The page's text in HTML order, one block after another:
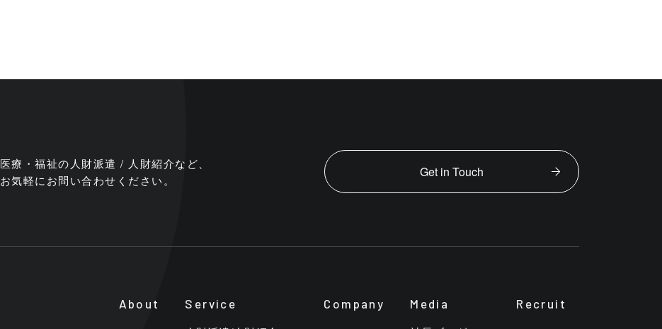
医療・福祉の人財派遣 / 人財紹介など、
お気軽にお問い合わせください。
Get in Touch
About Service Company Media Recruit